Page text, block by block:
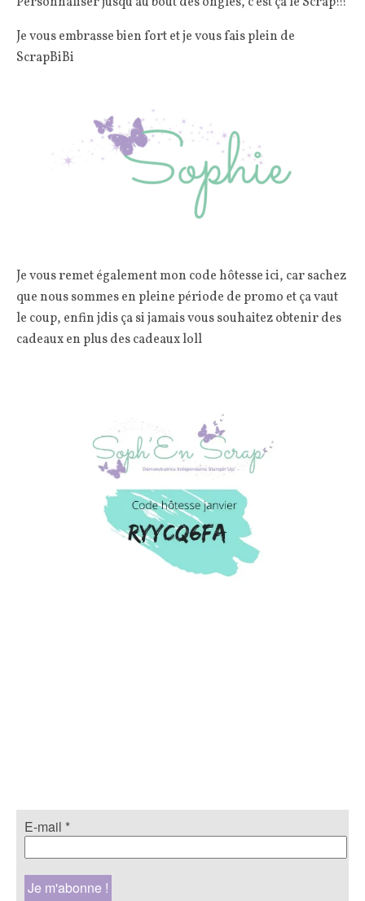
Je vous embrasse bien fort et je vous fais plein de
ScrapBiBi
Je vous remet également mon code hôtesse ici, car sachez
que nous sommes en pleine période de promo et ça vaut
le coup, enfin jdis ça si jamais vous souhaitez obtenir des
cadeaux en plus des cadeaux loll
E-mail *